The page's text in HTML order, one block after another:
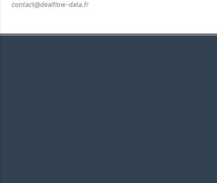
contact@dealflow-data.fr